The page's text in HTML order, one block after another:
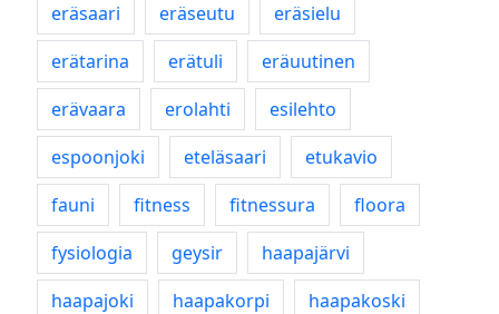
eräsaari
eräseutu
eräsielu
erätarina
erätuli
eräuutinen
erävaara
erolahti
esilehto
espoonjoki
eteläsaari
etukavio
fauni
fitness fitnessura
floora
fysiologia
geysir
haapajärvi
haapajoki
haapakorpi
haapakoski